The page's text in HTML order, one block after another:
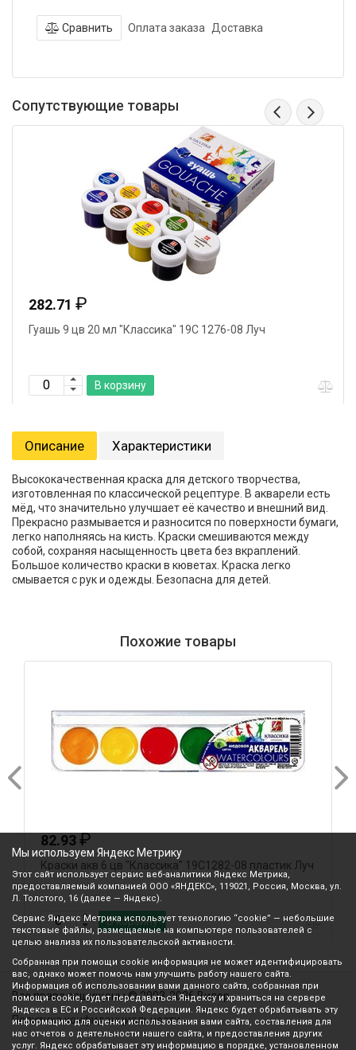
Сравнить Оплата заказа Доставка
Сопутствующие товары
282.71 ₽
Гуашь 9 цв 20 мл "Классика" 19С 1276-08 Луч
В корзину
Описание Характеристики
Высококачественная краска для детского творчества,
изготовленная по классической рецептуре. В акварели есть
мёд, что значительно улучшает её качество и внешний вид.
Прекрасно размывается и разносится по поверхности бумаги,
легко наполняясь на кисть. Краски смешиваются между
собой, сохраняя насыщенность цвета без вкраплений.
Большое количество краски в кюветах. Краска легко
смывается с рук и одежды. Безопасна для детей.
Похожие товары
82.93₽
Краски акв 6 цв "Классика" 19С1282-08 пластик Луч
В корзину
Все права защищены © 2003-2026 Вилор
Политика конфиденциальности
Мы используем Яндекс Метрику
Этот сайт использует сервис веб-аналитики Яндекс Метрика,
предоставляемый компанией ООО «ЯНДЕКС», 119021, Россия, Москва, ул.
Л. Толстого, 16 (далее — Яндекс).
Сервис Яндекс Метрика использует технологию “cookie” — небольшие
текстовые файлы, размещаемые на компьютере пользователей с
целью анализа их пользовательской активности.
Собранная при помощи cookie информация не может идентифицировать
вас, однако может помочь нам улучшить работу нашего сайта.
Информация об использовании вами данного сайта, собранная при
помощи cookie, будет передаваться Яндексу и храниться на сервере
Яндекса в ЕС и Российской Федерации. Яндекс будет обрабатывать эту
информацию для оценки использования вами сайта, составления для
нас отчетов о деятельности нашего сайта, и предоставления других
услуг. Яндекс обрабатывает эту информацию в порядке, установленном